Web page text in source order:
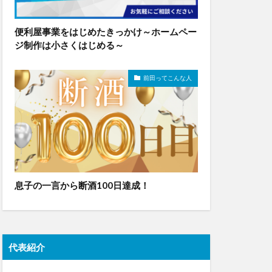
便利屋事業をはじめたきっかけ～ホームペー
ジ制作は小さくはじめる～
前田ってこんな人
息子の一言から断酒100日達成！
代表紹介